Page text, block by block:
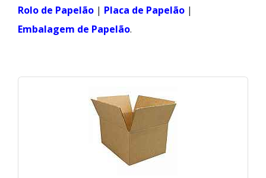
Rolo de Papelão | Placa de Papelão |
Embalagem de Papelão.